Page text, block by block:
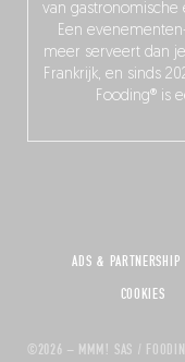
van gastronomische
Een
meer serveert dan
Frankrijk, en sinds
Fooding® is
©2026 – MMM! SAS /
ADS & PARTNERSHIP
COOKIES